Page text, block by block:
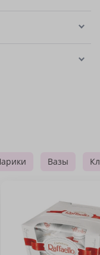
Вазы